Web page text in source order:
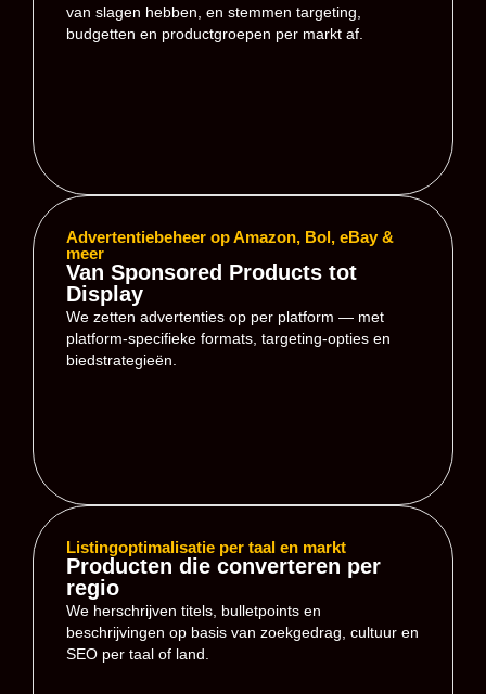
van slagen hebben, en stemmen targeting,
budgetten en productgroepen per markt af.
Advertentiebeheer op Amazon, Bol, eBay &
meer
Van Sponsored Products tot
Display
We zetten advertenties op per platform — met
platform-specifieke formats, targeting-opties en
biedstrategieën.
Listingoptimalisatie per taal en markt
Producten die converteren per
regio
We herschrijven titels, bulletpoints en
beschrijvingen op basis van zoekgedrag, cultuur en
SEO per taal of land.